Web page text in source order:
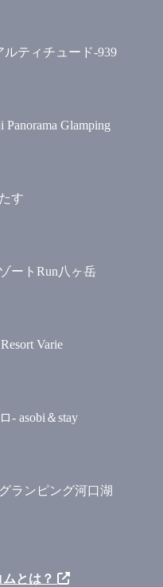
ルティチュード-939
Panorama Glamping
す
ートRun八ヶ岳
Varie
- asobi＆stay
ランピング河口湖
ムとは？